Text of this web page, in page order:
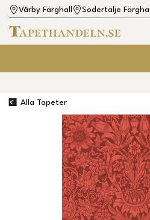
Vårby Färghall Södertälje
Alla Tapeter